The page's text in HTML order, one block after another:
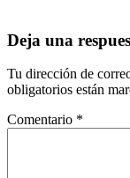
Deja una
Tu dirección de
obligatorios están
Comentario *